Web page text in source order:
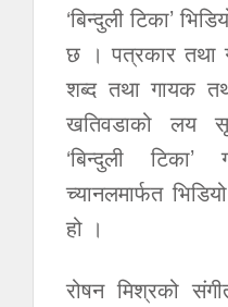
‘बिन्दुली टिका’
छ । पत्रकार तथा
शब्द तथा गायक
खतिवडाको लय
‘बिन्दुली
च्यानलमार्फत
हो ।
रोषन मिश्रको